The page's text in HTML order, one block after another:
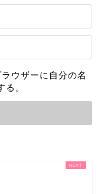
ウザーに自分の名
。